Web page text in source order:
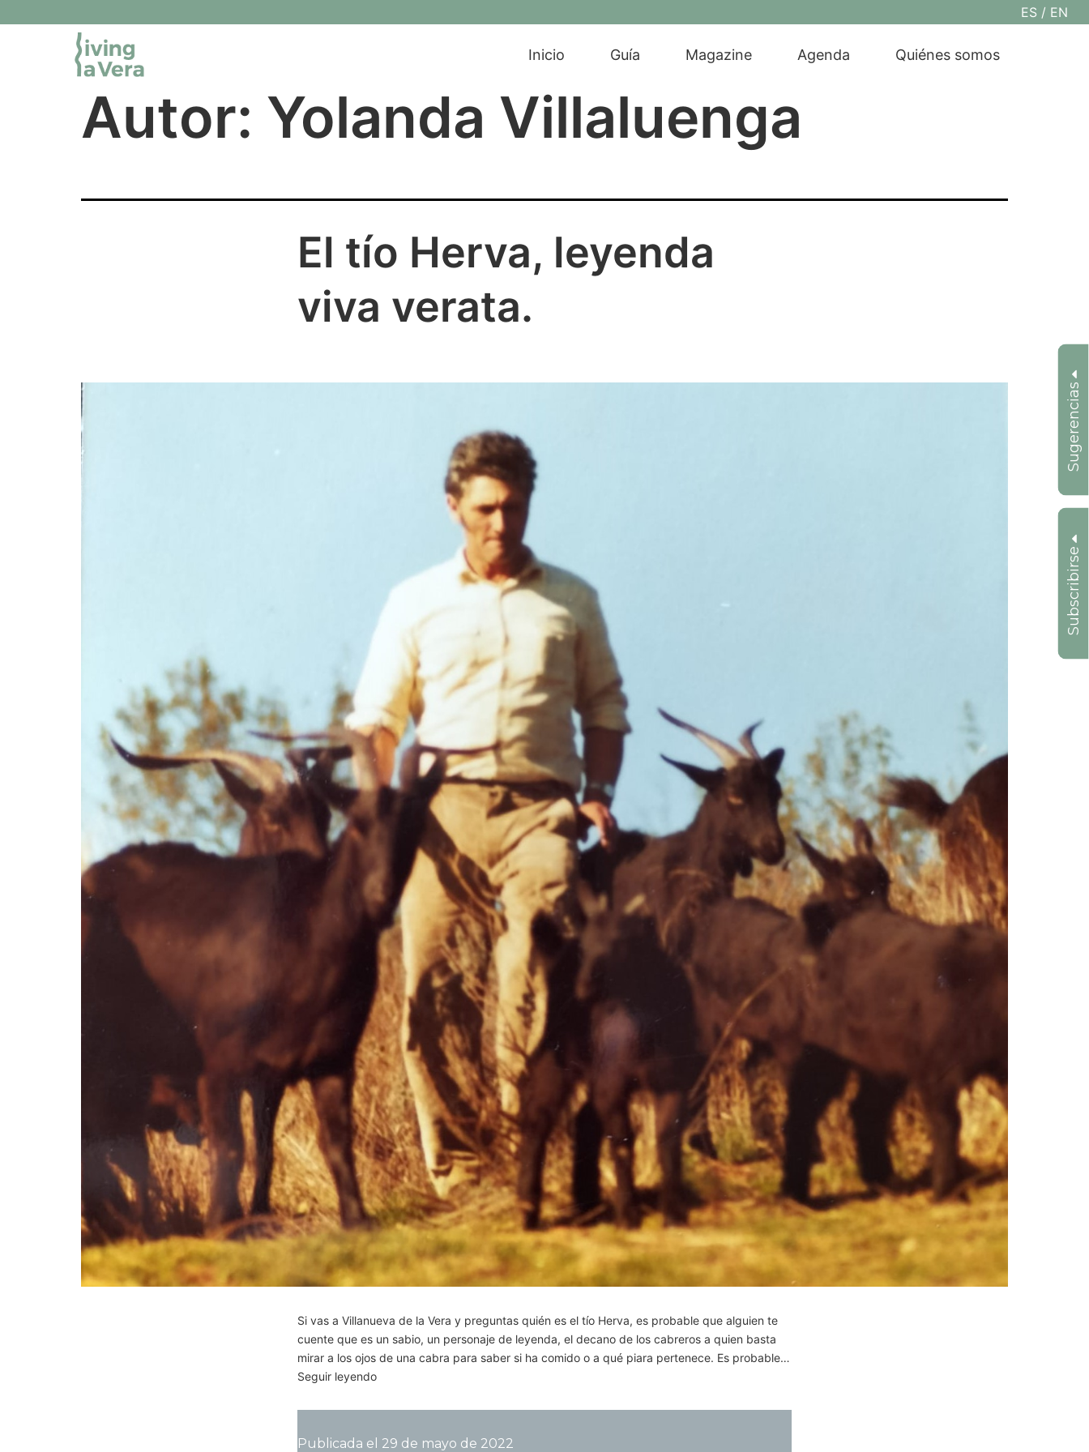
Sugerencias
Subscribirse
ES EN
Inicio Guía Magazine Agenda Quiénes somos
Autor: Yolanda Villaluenga
El tío Herva, leyenda
viva verata.
Si vas a Villanueva de la Vera y preguntas quién es el tío Herva, es probable que alguien te
cuente que es un sabio, un personaje de leyenda, el decano de los cabreros a quien basta
mirar a los ojos de una cabra para saber si ha comido o a qué piara pertenece. Es probable…
Seguir leyendoEl
Herva,
Publicada el 29 de mayo de 2022